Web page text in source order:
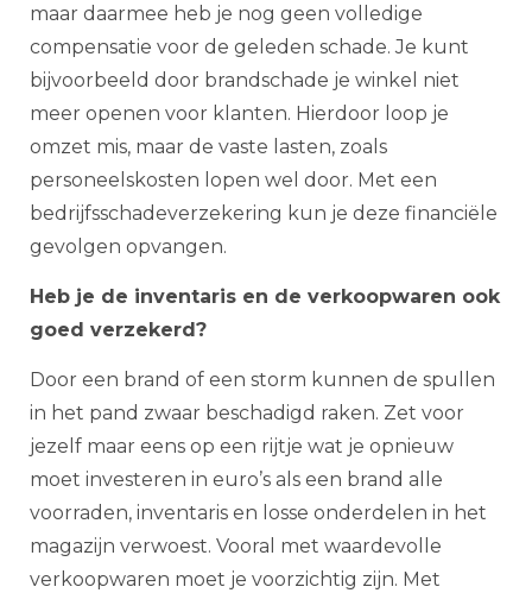
maar daarmee heb je nog geen volledige
compensatie voor de geleden schade. Je kunt
bijvoorbeeld door brandschade je winkel niet
meer openen voor klanten. Hierdoor loop je
omzet mis, maar de vaste lasten, zoals
personeelskosten lopen wel door. Met een
bedrijfsschadeverzekering kun je deze financiële
gevolgen opvangen.
Heb je de inventaris en de verkoopwaren ook
goed verzekerd?
Door een brand of een storm kunnen de spullen
in het pand zwaar beschadigd raken. Zet voor
jezelf maar eens op een rijtje wat je opnieuw
moet investeren in euro’s als een brand alle
voorraden, inventaris en losse onderdelen in het
magazijn verwoest. Vooral met waardevolle
verkoopwaren moet je voorzichtig zijn. Met